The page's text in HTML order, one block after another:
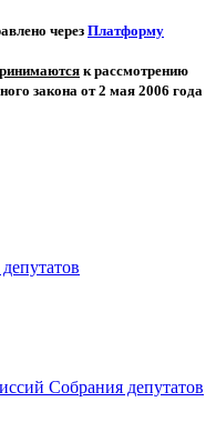
через Платформу
к рассмотрению
закона от 2 мая 2006 года
Собрания депутатов